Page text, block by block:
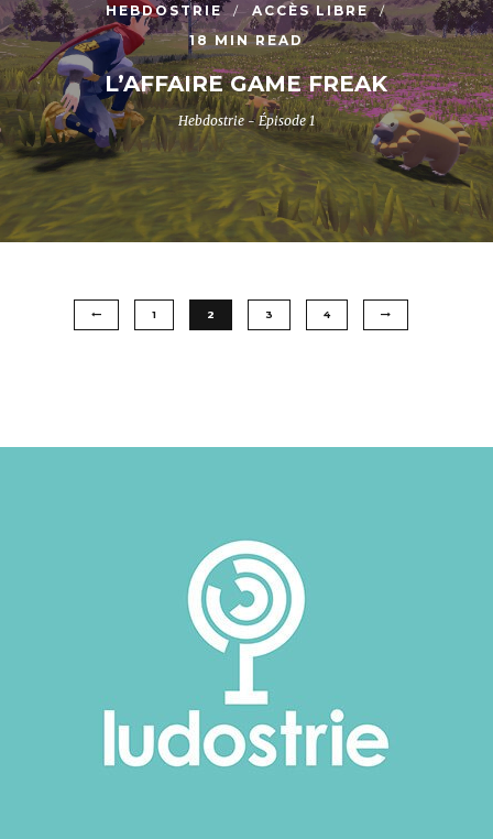
HEBDOSTRIE
ACCÈS LIBRE
18 MIN READ
L’AFFAIRE GAME FREAK
Hebdostrie - Épisode 1
1 2 3 4